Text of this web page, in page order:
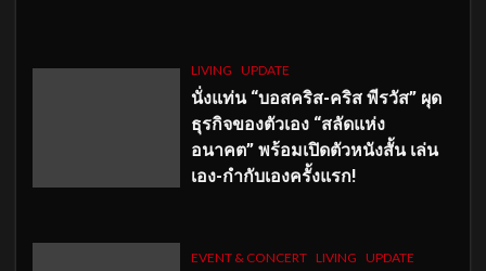
LIVING UPDATE
นั่งแท่น “บอสคริส-คริส พีรวัส” ผุด
ธุรกิจของตัวเอง “สลัดแห่ง
อนาคต” พร้อมเปิดตัวหนังสั้น เล่น
เอง-กำกับเองครั้งแรก!
EVENT & CONCERT LIVING UPDATE